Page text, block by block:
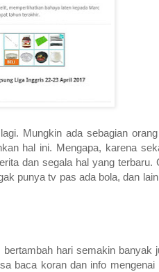
Mungkin ada sebagian
hal ini. Mengapa, karena
dan segala hal yang
punya tv pas ada bola, dan
hari semakin banyak
baca koran dan info